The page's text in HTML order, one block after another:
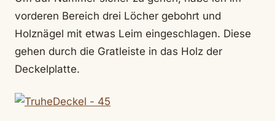
vorderen Bereich drei Löcher gebohrt und
Holznägel mit etwas Leim eingeschlagen. Diese
gehen durch die Gratleiste in das Holz der
Deckelplatte.